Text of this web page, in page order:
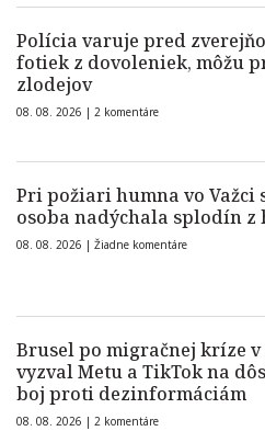
Polícia varuje pred
fotiek z dovoleniek, môžu
zlodejov
08. 08. 2026 | 2 komentáre
Pri požiari humna vo Važci
osoba nadýchala splodín z
08. 08. 2026 | Žiadne komentáre
Brusel po migračnej kríze v
vyzval Metu a TikTok na
boj proti dezinformáciám
08. 08. 2026 | 2 komentáre